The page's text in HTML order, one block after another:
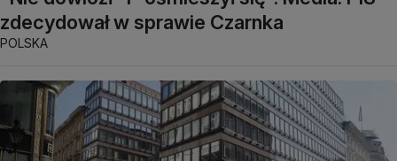
zdecydował w sprawie Czarnka
POLSKA